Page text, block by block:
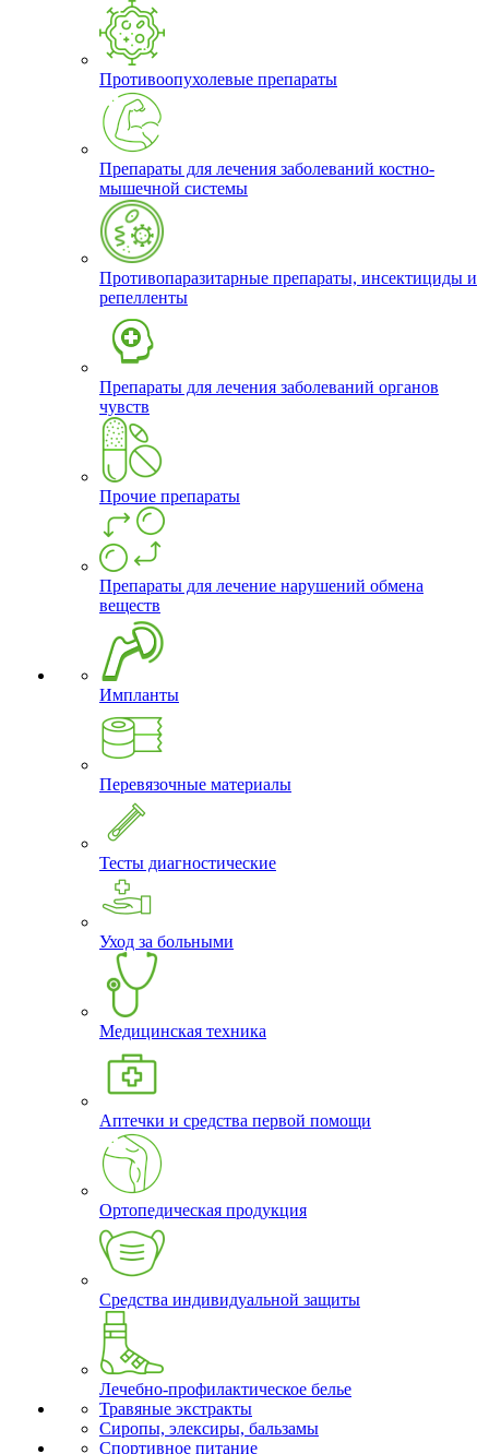
Противоопухолевые препараты
Препараты для лечения заболеваний костно-
мышечной системы
Противопаразитарные препараты, инсектициды и
репелленты
Препараты для лечения заболеваний органов
чувств
Прочие препараты
Препараты для лечение нарушений обмена
веществ
Импланты
Перевязочные материалы
Тесты диагностические
Уход за больными
Медицинская техника
Аптечки и средства первой помощи
Ортопедическая продукция
Средства индивидуальной защиты
Лечебно-профилактическое белье
Травяные экстракты
Сиропы, элексиры, бальзамы
Спортивное питание